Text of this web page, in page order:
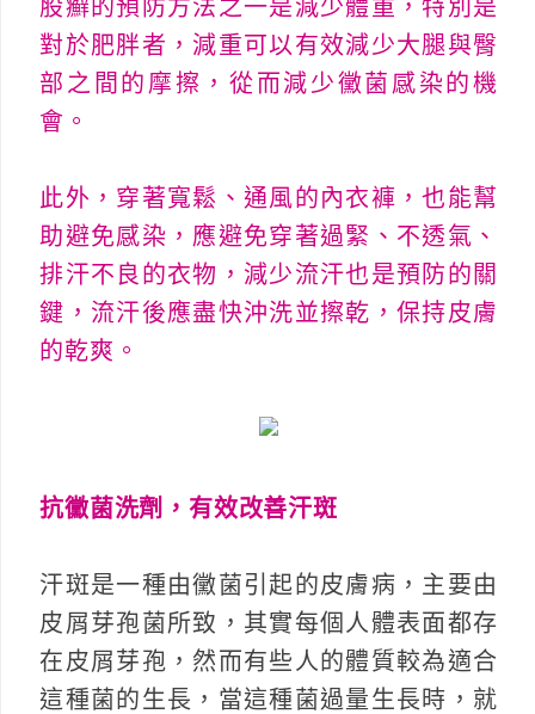
股癬的預防方法之一是減少體重，特別是
對於肥胖者，減重可以有效減少大腿與臀
部之間的摩擦，從而減少黴菌感染的機
會。
此外，穿著寬鬆、通風的內衣褲，也能幫
助避免感染，應避免穿著過緊、不透氣、
排汗不良的衣物，減少流汗也是預防的關
鍵，流汗後應盡快沖洗並擦乾，保持皮膚
的乾爽。
抗黴菌洗劑，有效改善汗斑
汗斑是一種由黴菌引起的皮膚病，主要由
皮屑芽孢菌所致，其實每個人體表面都存
在皮屑芽孢，然而有些人的體質較為適合
這種菌的生長，當這種菌過量生長時，就